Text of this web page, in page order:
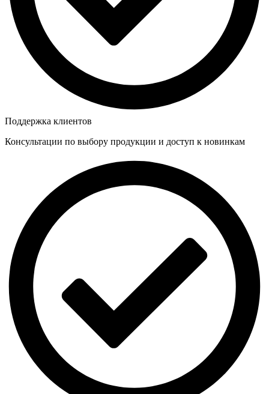
Поддержка клиентов
Консультации по выбору продукции и доступ к новинкам